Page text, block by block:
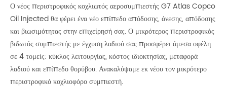
Ο νέος περιστροφικός κοχλιωτός αεροσυμπιεστής G7 Atlas Copco
Oil Injected θα φέρει ένα νέο επίπεδο απόδοσης, άνεσης, απόδοσης
και βιωσιμότητας στην επιχείρησή σας. Ο μικρότερος περιστροφικός
βιδωτός συμπιεστής με έγχυση λαδιού σας προσφέρει άμεσα οφέλη
σε 4 τομείς: κύκλος λειτουργίας, κόστος ιδιοκτησίας, μεταφορά
λαδιού και επίπεδο θορύβου. Ανακαλύψαμε εκ νέου τον μικρότερο
περιστροφικό κοχλιοφόρο συμπιεστή.